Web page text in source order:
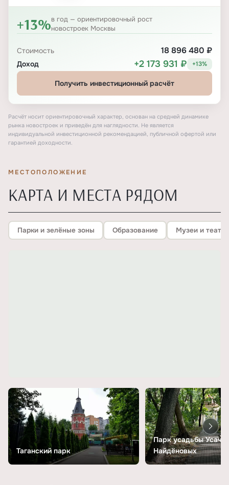
+13%в год — ориентировочный рост
новостроек Москвы
Стоимость 18 896 480 ₽
Доход +2 173 931 ₽ +13%
Получить инвестиционный расчёт
Расчёт носит ориентировочный характер, основан на средней динамике
рынка новостроек и приведён для наглядности. Не является
индивидуальной инвестиционной рекомендацией, публичной офертой или
гарантией доходности.
МЕСТОПОЛОЖЕНИЕ
КАРТА И МЕСТА РЯДОМ
Парки и зелёные зоны Образование Музеи и
Таганский парк
Парк усадьбы
Найдёновых